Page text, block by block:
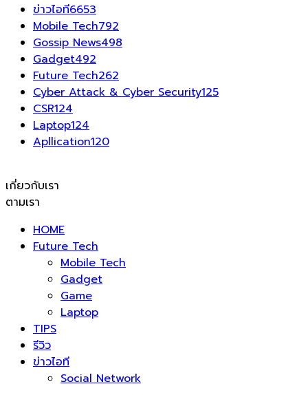
ข่าวไอที6653
Mobile Tech792
Gossip News498
Gadget492
Future Tech262
Cyber Attack & Cyber Security125
CSR124
Laptop124
Apllication120
เกี่ยวกับเรา
ตามเรา
HOME
Future Tech
Mobile Tech
Gadget
Game
Laptop
TIPS
รีวิว
ข่าวไอที
Social Network